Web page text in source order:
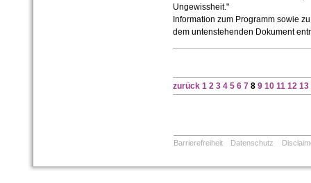
Ungewissheit."
Information zum Programm sowie
dem untenstehenden Dokument
zurück 1 2 3 4 5 6 78 9 10 11 12 13
Barrierefreiheit Datenschutz